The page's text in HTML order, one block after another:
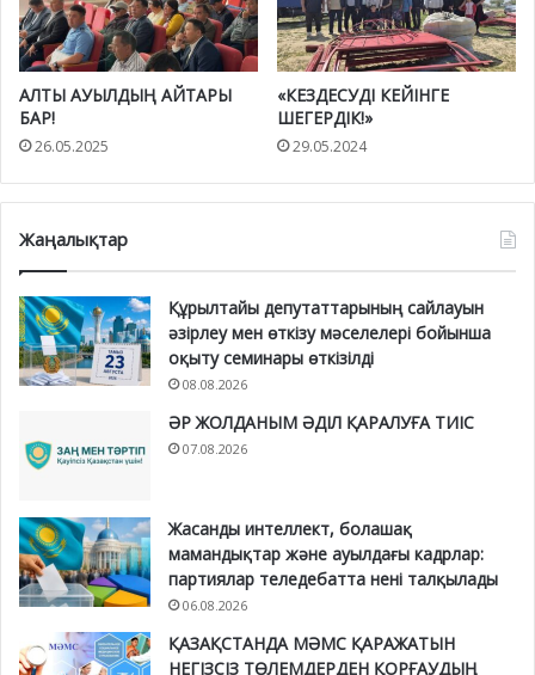
АЛТЫ АУЫЛДЫҢ АЙТАРЫ
БАР!
26.05.2025
«КЕЗДЕСУДІ КЕЙІНГЕ
ШЕГЕРДІК!»
29.05.2024
Жаңалықтар
Құрылтайы депутаттарының сайлауын
әзірлеу мен өткізу мәселелері бойынша
оқыту семинары өткізілді
08.08.2026
ӘР ЖОЛДАНЫМ ӘДІЛ ҚАРАЛУҒА ТИІС
07.08.2026
Жасанды интеллект, болашақ
мамандықтар және ауылдағы кадрлар:
партиялар теледебатта нені талқылады
06.08.2026
ҚАЗАҚСТАНДА МӘМС ҚАРАЖАТЫН
НЕГІЗСІЗ ТӨЛЕМДЕРДЕН ҚОРҒАУДЫҢ